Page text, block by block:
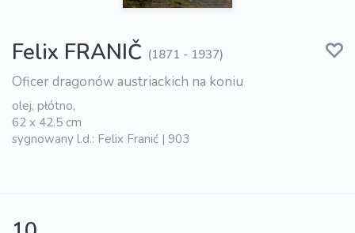
Felix FRANIČ (1871 - 1937)
Oficer dragonów austriackich na koniu
olej, płótno,
62 x 42.5 cm
sygnowany l.d.: Felix Franić | 903